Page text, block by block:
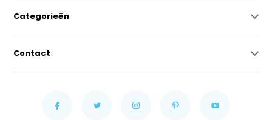
Categorieën
Contact